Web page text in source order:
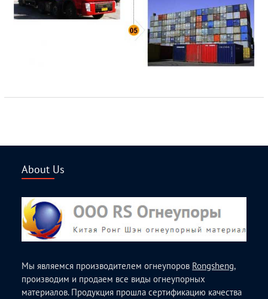
About Us
Мы являемся производителем огнеупоров Rongsheng,
производим и продаем все виды огнеупорных
материалов. Продукция прошла сертификацию качества